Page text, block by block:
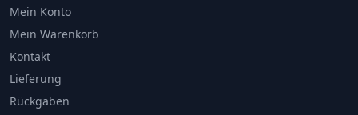
Mein Konto
Mein Warenkorb
Kontakt
Lieferung
Rückgaben